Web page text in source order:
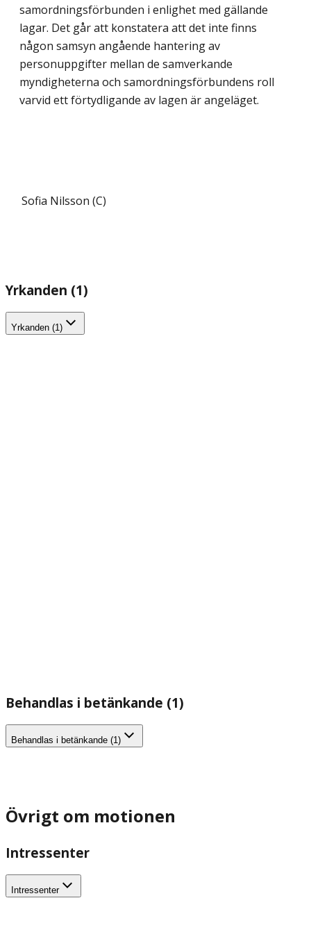
samordnings­förbunden i enlighet med gällande
lagar. Det går att konstatera att det inte finns
någon samsyn angående hantering av
personuppgifter mellan de samverkande
myndigheterna och samordningsförbundens roll
varvid ett förtydligande av lagen är angeläget.
Sofia Nilsson (C)
Yrkanden (1)
Yrkanden (1)
Behandlas i betänkande (1)
Behandlas i betänkande (1)
Övrigt om motionen
Intressenter
Intressenter